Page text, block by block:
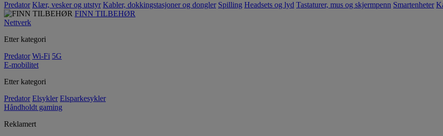
Predator Klær, vesker og utstyr Kabler, dokkingstasjoner og dongler Spilling Headsets og lyd Tastaturer, mus og skjermpenn Smartenheter
FINN TILBEHØR
Nettverk
Etter kategori
Predator Wi-Fi 5G
E-mobilitet
Etter kategori
Predator Elsykler Elsparkesykler
Håndholdt gaming
Reklamert